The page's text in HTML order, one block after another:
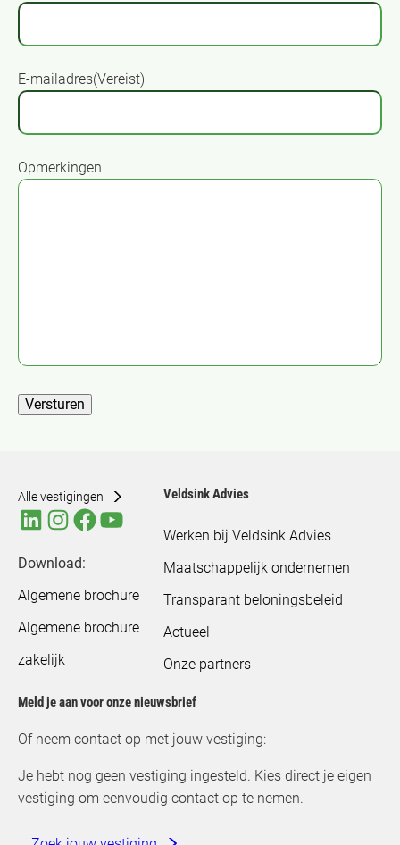
E-mailadres(Vereist)
Opmerkingen
Versturen
Alle vestigingen
Download:
Algemene brochure
Algemene brochure
zakelijk
Veldsink Advies
Werken bij Veldsink Advies
Maatschappelijk ondernemen
Transparant beloningsbeleid
Actueel
Onze partners
Meld je aan voor onze nieuwsbrief
Of neem contact op met jouw vestiging:
Je hebt nog geen vestiging ingesteld. Kies direct je eigen
vestiging om eenvoudig contact op te nemen.